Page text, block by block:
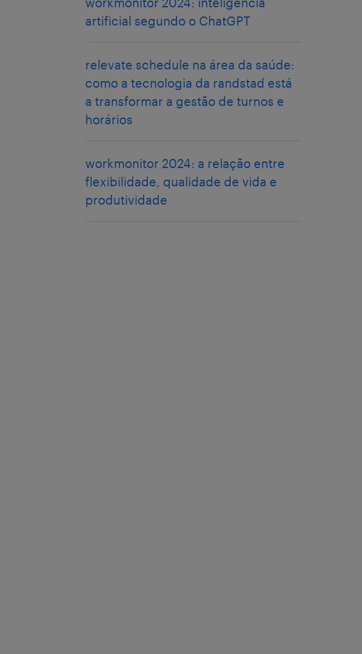
artificial segundo o ChatGPT
relevate schedule na área da saúde:
como a tecnologia da randstad está
a transformar a gestão de turnos e
horários
workmonitor 2024: a relação entre
flexibilidade, qualidade de vida e
produtividade